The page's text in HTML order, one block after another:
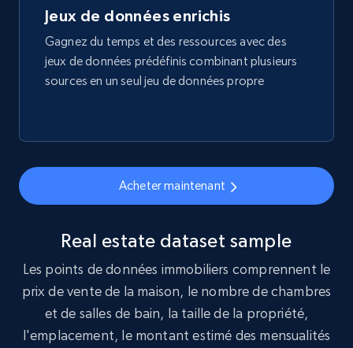
360+ 20+ Buy Now
Habitaciones, Banos, and more.
Real estate
Jeux de données enrichis
Gagnez du temps et des ressources avec des
jeux de données prédéfinis combinant plusieurs
sources en un seul jeu de données propre
Acheter maintenant
Real estate dataset sample
Les points de données immobiliers comprennent le
prix de vente de la maison, le nombre de chambres
et de salles de bain, la taille de la propriété,
l'emplacement, le montant estimé des mensualités